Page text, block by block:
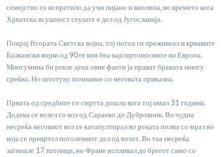
семејство го испратило да учи пијано и виолина, во времето кога
Хрватска всушност сеуште е дел од Југославија.
Покрај Втората Светска војна, тој потоа ги преживеал и крвавите
Балкански војни од 90те кои беа најсмртоносните во Европа.
Многумина би рекле дека овие факти ја прават бравата многу
среќна. Но штотуку почнавме со неговата приказна.
Првата од средбите со смртта дошла кога тој имал 31 години.
Додека се возел со воз од Сараево до Дубровник. Во чудна
несреќа неговиот воз се катапултирал во реката полна со мраз во
која се превртел поголемиот дел од возот. Во таа несреќа
загинале 17 патници, но Фране испливал до брегот само со